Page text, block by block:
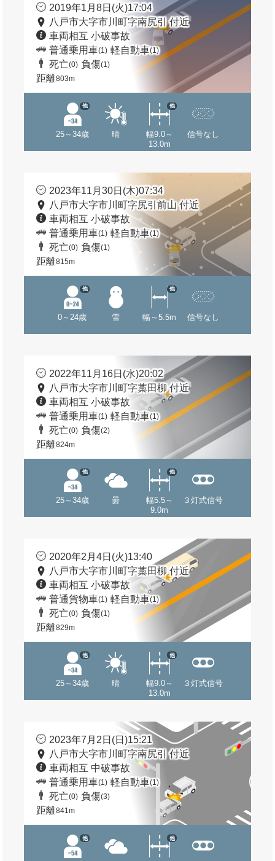
2019年1月8日(火)17:04
八戸市大字市川町字南尻引 付近
車両相互 小破事故
普通乗用車(1) 軽自動車(1)
死亡(0) 負傷(1)
距離803m
25～34歳
他
晴
幅9.0～
13.0m
他
信号なし
2023年11月30日(木)07:34
八戸市大字市川町字尻引前山 付近
車両相互 小破事故
普通乗用車(1) 軽自動車(1)
死亡(0) 負傷(1)
距離815m
0～24歳
他
雪 幅～5.5m
他
信号なし
2022年11月16日(水)20:02
八戸市大字市川町字藁田柳 付近
車両相互 小破事故
普通乗用車(1) 軽自動車(1)
死亡(0) 負傷(2)
距離824m
25～34歳
他
曇
幅5.5～
9.0m
他
３灯式信号
2020年2月4日(火)13:40
八戸市大字市川町字藁田柳 付近
車両相互 小破事故
普通貨物車(1) 軽自動車(1)
死亡(0) 負傷(1)
距離829m
25～34歳
他
晴
幅9.0～
13.0m
他
３灯式信号
2023年7月2日(日)15:21
八戸市大字市川町字南尻引 付近
車両相互 中破事故
普通乗用車(1) 軽自動車(1)
死亡(0) 負傷(3)
距離841m
他 他